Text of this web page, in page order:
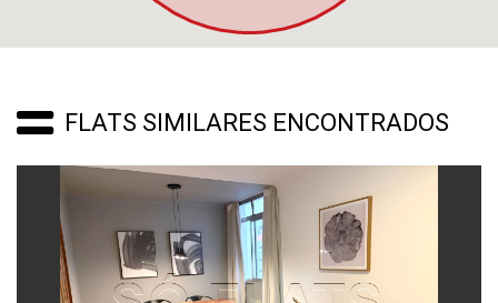
FLATS SIMILARES ENCONTRADOS